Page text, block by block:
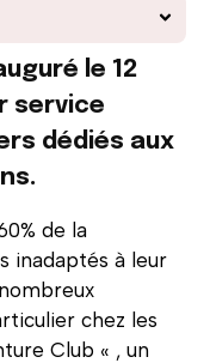
le 12
service
dédiés aux
de la
inadaptés à leur
chez les
Club « , un